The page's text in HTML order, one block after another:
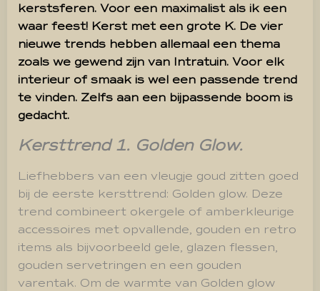
kerstsferen. Voor een maximalist als ik een
waar feest! Kerst met een grote K. De vier
nieuwe trends hebben allemaal een thema
zoals we gewend zijn van Intratuin. Voor elk
interieur of smaak is wel een passende trend
te vinden. Zelfs aan een bijpassende boom is
gedacht.
Kersttrend 1. Golden Glow.
Liefhebbers van een vleugje goud zitten goed
bij de eerste kersttrend: Golden glow. Deze
trend combineert okergele of amberkleurige
accessoires met opvallende, gouden en retro
items als bijvoorbeeld gele, glazen flessen,
gouden servetringen en een gouden
varentak. Om de warmte van Golden glow